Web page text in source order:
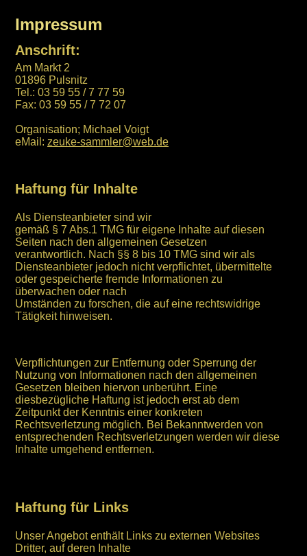
Impressum
Anschrift:
Am Markt 2
01896 Pulsnitz
Tel.: 03 59 55 / 7 77 59
Fax: 03 59 55 / 7 72 07
Organisation; Michael Voigt
eMail: zeuke-sammler@web.de
Haftung für Inhalte
Als Diensteanbieter sind wir
gemäß § 7 Abs.1 TMG für eigene Inhalte auf diesen
Seiten nach den allgemeinen Gesetzen
verantwortlich. Nach §§ 8 bis 10 TMG sind wir als
Diensteanbieter jedoch nicht verpflichtet, übermittelte
oder gespeicherte fremde Informationen zu
überwachen oder nach
Umständen zu forschen, die auf eine rechtswidrige
Tätigkeit hinweisen.
Verpflichtungen zur Entfernung oder Sperrung der
Nutzung von Informationen nach den allgemeinen
Gesetzen bleiben hiervon unberührt. Eine
diesbezügliche Haftung ist jedoch erst ab dem
Zeitpunkt der Kenntnis einer konkreten
Rechtsverletzung möglich. Bei Bekanntwerden von
entsprechenden Rechtsverletzungen werden wir diese
Inhalte umgehend entfernen.
Haftung für Links
Unser Angebot enthält Links zu externen Websites
Dritter, auf deren Inhalte